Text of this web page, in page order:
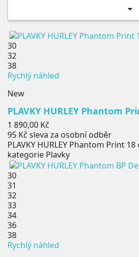

30
32
38
Rychlý náhled
New
PLAVKY HURLEY Phantom
Cena
1 890,00 Kč
95 Kč sleva za osobní odběr
PLAVKY HURLEY Phantom Print
kategorie Plavky
30
31
32
33
34
36
38
Rychlý náhled